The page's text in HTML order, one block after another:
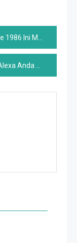
Yang Pernah Kami Lihat
Dan Apa Artinya